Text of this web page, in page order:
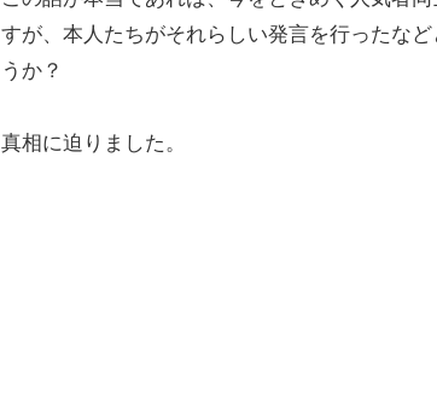
すが、本人たちがそれらしい発言を行ったな
うか？
真相に迫りました。